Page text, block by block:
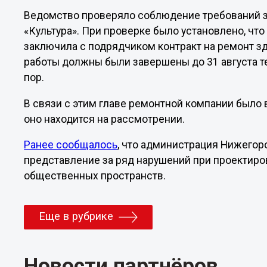
Ведомство проверяло соблюдение требований
«Культура». При проверке было установлено,
заключила с подрядчиком контракт на ремонт
работы должны были завершены до 31 августа
пор.
В связи с этим главе ремонтной компании
оно находится на рассмотрении.
Ранее сообщалось, что администрация
представление за ряд нарушений при
общественных пространств.
Еще в рубрике